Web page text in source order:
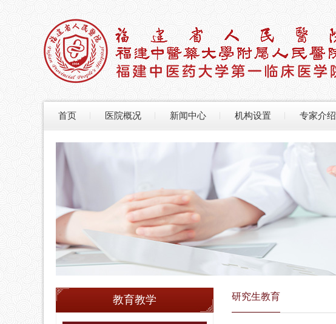
首页 医院概况 新闻中心 机构设置 专家介绍
教育教学 研究生教育